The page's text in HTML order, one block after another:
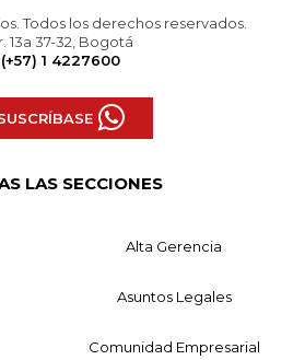
Todos los derechos reservados.
13a 37-32, Bogotá
(+57) 1 4227600
LAS SECCIONES
Alta Gerencia
Asuntos Legales
Comunidad Empresarial